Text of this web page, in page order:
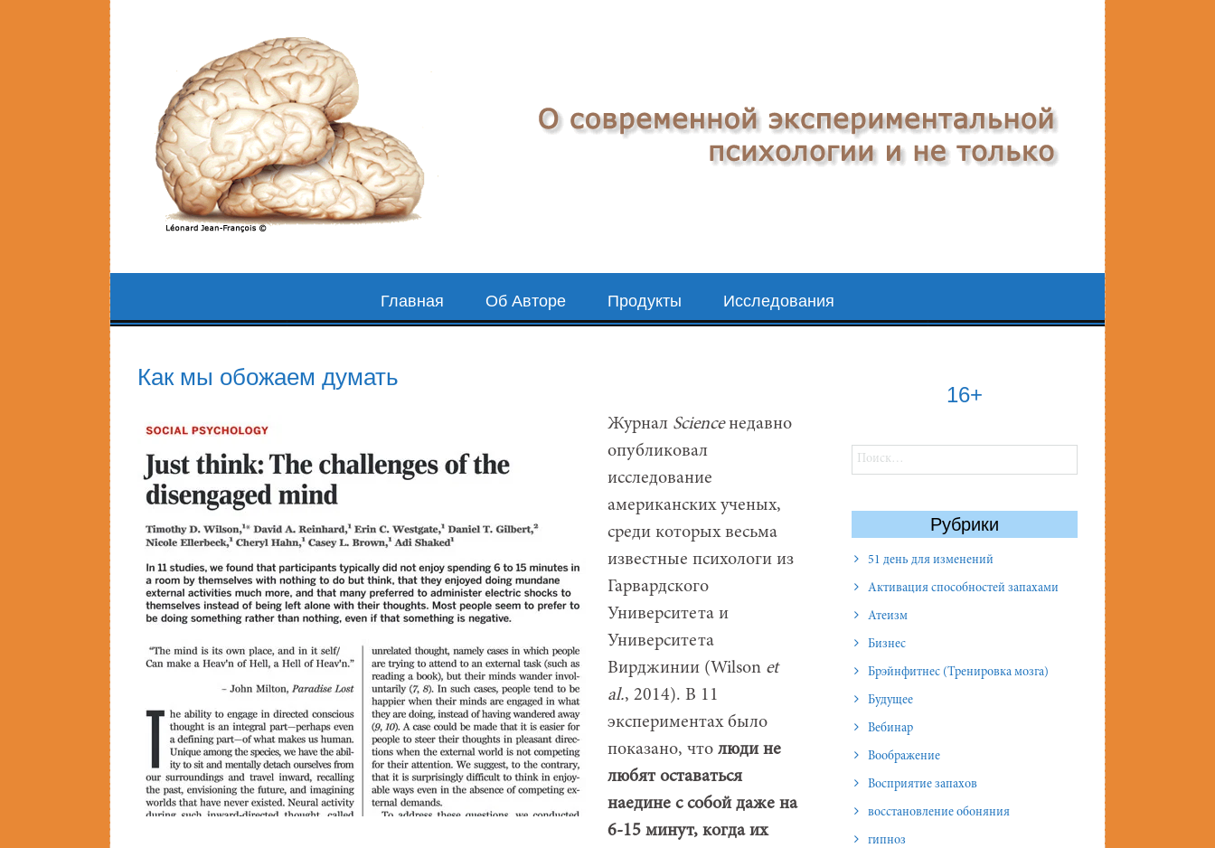
Skip
to
content
Главная Об Авторе Продукты Исследования
Как мы обожаем думать
Журнал Scienceнедавно
опубликовал
исследование
американских ученых,
среди которых весьма
известные психологи из
Гарвардского
Университета и
Университета
Вирджинии (Wilson et
al., 2014). В 11
экспериментах было
показано, что люди не
любят оставаться
наедине с собой даже на
6-15 минут, когда их
16+
Найти:
Рубрики
51 день для изменений
Активация способностей запахами
Атеизм
Бизнес
Брэйнфитнес (Тренировка мозга)
Будущее
Вебинар
Воображение
Восприятие запахов
восстановление обоняния
гипноз